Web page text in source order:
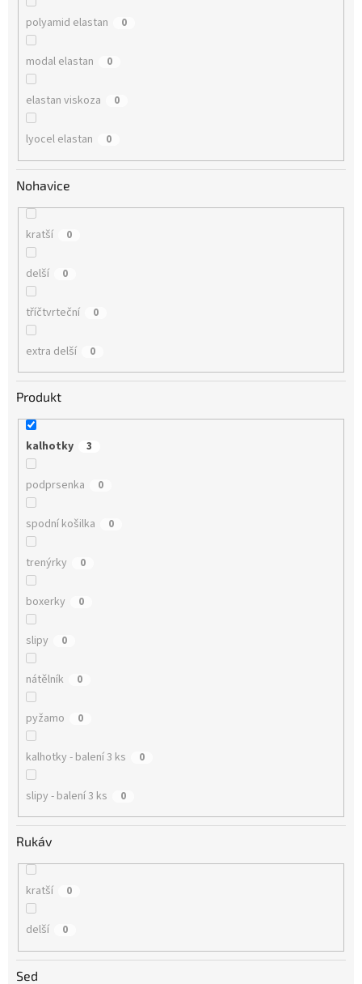
polyamid elastan 0
modal elastan 0
elastan viskoza 0
lyocel elastan 0
Nohavice
kratší 0
delší 0
tříčtvrteční 0
extra delší 0
Produkt
kalhotky 3
podprsenka 0
spodní košilka 0
trenýrky 0
boxerky 0
slipy 0
nátělník 0
pyžamo 0
kalhotky - balení 3 ks 0
slipy - balení 3 ks 0
Rukáv
kratší 0
delší 0
Sed